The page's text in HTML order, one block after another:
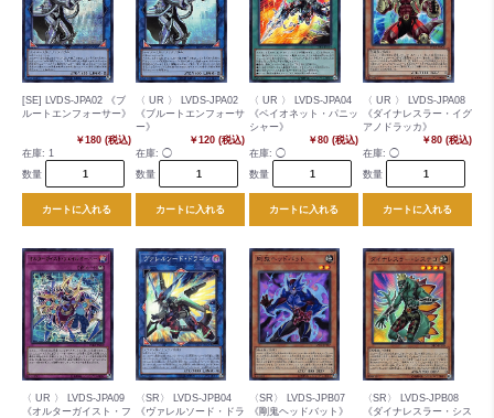
[SE] LVDS-JPA02 《ブ
ルートエンフォーサー》
￥180 (税込)
在庫: 1
数量
カートに入れる
〈 UR 〉 LVDS-JPA02
《ブルートエンフォーサ
ー》
￥120 (税込)
在庫: ◯
数量
カートに入れる
〈 UR 〉 LVDS-JPA04
《ベイオネット・パニッ
シャー》
￥80 (税込)
在庫: ◯
数量
カートに入れる
〈 UR 〉 LVDS-JPA08
《ダイナレスラー・イグ
アノドラッカ》
￥80 (税込)
在庫: ◯
数量
カートに入れる
〈 UR 〉 LVDS-JPA09
《オルターガイスト・フ
〈SR〉 LVDS-JPB04
《ヴァレルソード・ドラ
〈SR〉 LVDS-JPB07
《剛鬼ヘッドバット》
〈SR〉 LVDS-JPB08
《ダイナレスラー・シス